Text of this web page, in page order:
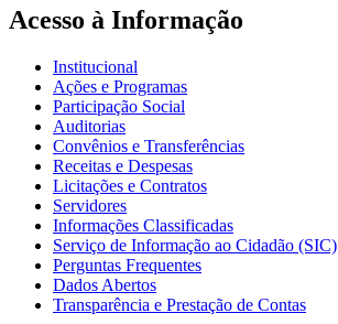
Acesso à Informação
Institucional
Ações e Programas
Participação Social
Auditorias
Convênios e Transferências
Receitas e Despesas
Licitações e Contratos
Servidores
Informações Classificadas
Serviço de Informação ao Cidadão (SIC)
Perguntas Frequentes
Dados Abertos
Transparência e Prestação de Contas